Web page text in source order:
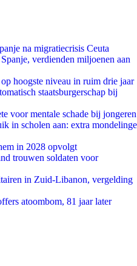
na migratiecrisis Ceuta
verdienden miljoenen aan
hoogste niveau in ruim drie jaar
staatsburgerschap bij
voor mentale schade bij jongeren
in scholen aan: extra mondelinge
in 2028 opvolgt
trouwen soldaten voor
in Zuid-Libanon, vergelding
atoombom, 81 jaar later